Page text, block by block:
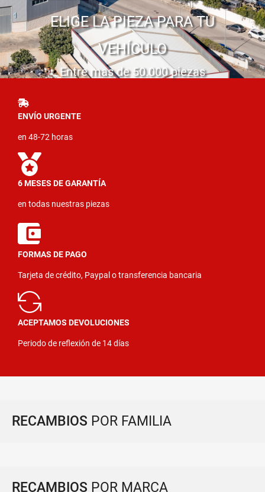
ELIGE LA PIEZA PARA TU
VEHÍCULO
Entre mas de 50.000 piezas
ENVÍO URGENTE
en 48-72 horas
6 MESES DE GARANTÍA
en todas nuestras piezas
FORMAS DE PAGO
Tarjeta de crédito, Paypal o transferencia bancaria
ACEPTAMOS DEVOLUCIONES
Periodo de reflexión de 14 días
RECAMBIOS POR FAMILIA
RECAMBIOS POR MARCA